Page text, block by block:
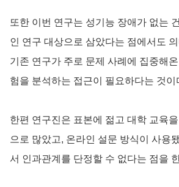
또한 이번 연구는 성기능 장애가 없는
인 연구 대상으로 삼았다는 점에서도
기존 연구가 주로 문제 사례에 집중해
험을 분석하는 접근이 필요하다는 것이
한편 연구진은 표본에 젊고 대학 교육
으로 많았고, 온라인 설문 방식이 사용
서 인과관계를 단정할 수 없다는 점을